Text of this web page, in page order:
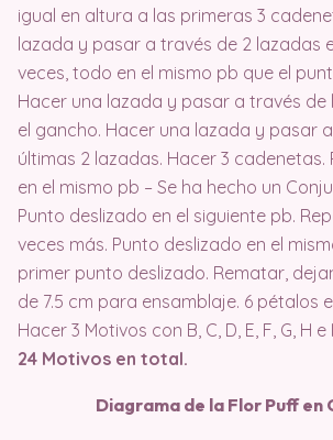
igual en altura a las primeras 3
lazada y pasar a través de 2 lazadas
veces, todo en el mismo pb que el
Hacer una lazada y pasar a través de
el gancho. Hacer una lazada y pasar
últimas 2 lazadas. Hacer 3 cadenetas.
en el mismo pb – Se ha hecho un
Punto deslizado en el siguiente pb.
veces más. Punto deslizado en el
primer punto deslizado. Rematar,
de 7.5 cm para ensamblaje. 6 pétalos
Hacer 3 Motivos con B, C, D, E, F, G, H
24 Motivos en total.
Diagrama de la Flor Puff en